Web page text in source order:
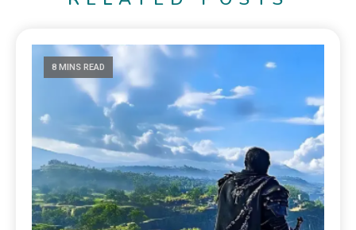
8 MINS READ